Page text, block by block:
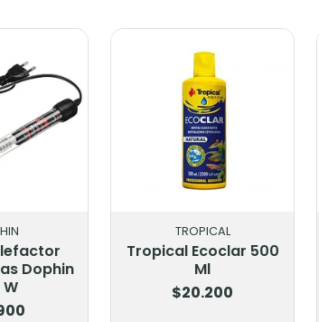
TROPICAL
Ecoclar 500
Ml
SERA
Sera Goldy Color
Spirulina Nature 95
Gr / 250 Ml